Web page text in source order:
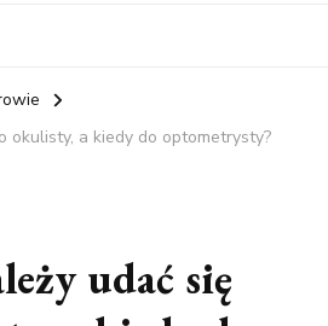
okulisty, a kiedy do optometrysty?
udać się